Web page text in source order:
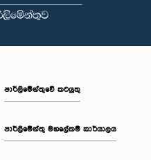
පාර්ලිමේන්තුවේ කටයුතු
පාර්ලිමේන්තු මහලේකම් කාර්යාලය